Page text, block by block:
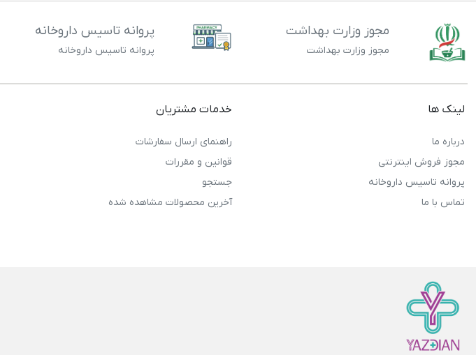
مجوز وزارت بهداشت
مجوز وزارت بهداشت
پروانه تاسیس داروخانه
پروانه تاسیس داروخانه
لینک ها
درباره ما
مجوز فروش اینترنتی
پروانه تاسیس داروخانه
تماس با ما
خدمات مشتریان
راهنمای ارسال سفارشات
قوانین و مقررات
جستجو
آخرین محصولات مشاهده شده